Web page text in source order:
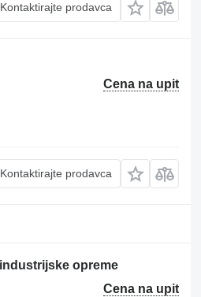
Kontaktirajte prodavca
Cena na upit
Kontaktirajte prodavca
industrijske opreme
Cena na upit